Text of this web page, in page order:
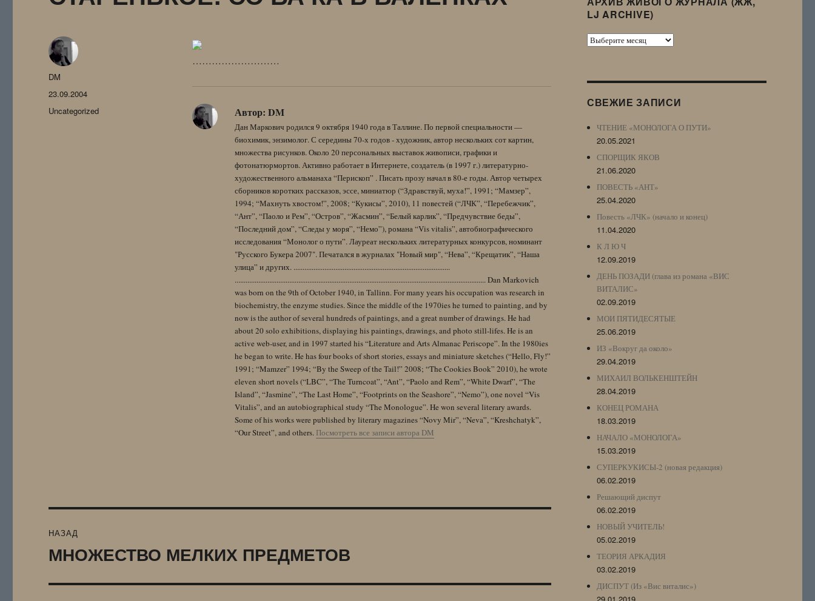
………………………
Автор: DM
Дан Маркович родился 9 октября 1940 года в Таллине. По первой специальности —
биохимик, энзимолог. С середины 70-х годов - художник, автор нескольких сот картин,
множества рисунков. Около 20 персональных выставок живописи, графики и
фотонатюрмортов. Активно работает в Интернете, создатель (в 1997 г.) литературно-
художественного альманаха “Перископ” . Писать прозу начал в 80-е годы. Автор четырех
сборников коротких рассказов, эссе, миниатюр (“Здравствуй, муха!”, 1991; “Мамзер”,
1994; “Махнуть хвостом!”, 2008; “Кукисы”, 2010), 11 повестей (“ЛЧК”, “Перебежчик”,
“Ант”, “Паоло и Рем”, “Остров”, “Жасмин”, “Белый карлик”, “Предчувствие беды”,
“Последний дом”, “Следы у моря”, “Немо”), романа “Vis vitalis”, автобиографического
исследования “Монолог о пути”. Лауреат нескольких литературных конкурсов, номинант
"Русского Букера 2007". Печатался в журналах "Новый мир", “Нева”, “Крещатик”, “Наша
улица” и других. ......................................................................................
.......................................................................................................................................... Dan Markovich
was born on the 9th of October 1940, in Tallinn. For many years his occupation was research in
biochemistry, the enzyme studies. Since the middle of the 1970ies he turned to painting, and by
now is the author of several hundreds of paintings, and a great number of drawings. He had
about 20 solo exhibitions, displaying his paintings, drawings, and photo still-lifes. He is an
active web-user, and in 1997 started his “Literature and Arts Almanac Periscope”. In the 1980ies
he began to write. He has four books of short stories, essays and miniature sketches (“Hello, Fly!”
1991; “Mamzer” 1994; “By the Sweep of the Tail!” 2008; “The Cookies Book” 2010), he wrote
eleven short novels (“LBC”, “The Turncoat”, “Ant”, “Paolo and Rem”, “White Dwarf”, “The
Island”, “Jasmine”, “The Last Home”, “Footprints on the Seashore”, “Nemo”), one novel “Vis
Vitalis”, and an autobiographical study “The Monologue”. He won several literary awards.
Some of his works were published by literary magazines “Novy Mir”, “Neva”, “Kreshchatyk”,
“Our Street”, and others. Посмотреть все записи автора DM
Автор
DM
Опубликовано
23.09.2004
Рубрики
Uncategorized
по
НАЗАД
Предыдущая
МНОЖЕСТВО МЕЛКИХ ПРЕДМЕТОВ
LJ ARCHIVE)
Архив
Archive)
СВЕЖИЕ ЗАПИСИ
ЧТЕНИЕ «МОНОЛОГА О ПУТИ»
20.05.2021
СПОРЩИК ЯКОВ
21.06.2020
ПОВЕСТЬ «АНТ»
25.04.2020
Повесть «ЛЧК» (начало и конец)
11.04.2020
К Л Ю Ч
12.09.2019
ДЕНЬ ПОЗАДИ (глава из романа «ВИС
ВИТАЛИС»
02.09.2019
МОИ ПЯТИДЕСЯТЫЕ
25.06.2019
ИЗ «Вокруг да около»
29.04.2019
МИХАИЛ ВОЛЬКЕНШТЕЙН
28.04.2019
КОНЕЦ РОМАНА
18.03.2019
НАЧАЛО «МОНОЛОГА»
15.03.2019
СУПЕРКУКИСЫ-2 (новая редакция)
06.02.2019
Решающий диспут
06.02.2019
НОВЫЙ УЧИТЕЛЬ!
05.02.2019
ТЕОРИЯ АРКАДИЯ
03.02.2019
ДИСПУТ (Из «Вис виталис»)